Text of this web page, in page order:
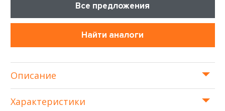
Все предложения
Найти аналоги
Описание
Характеристики